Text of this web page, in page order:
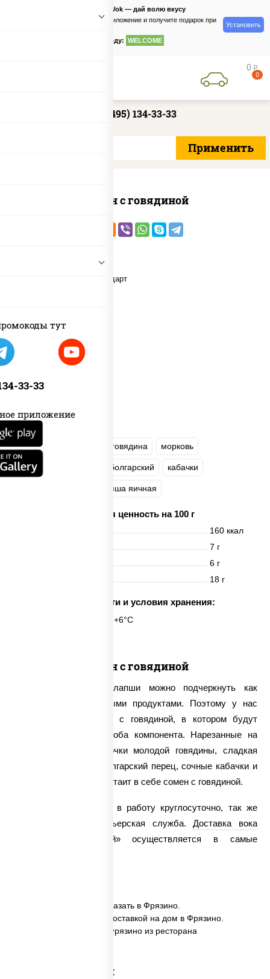
тут
33-33
приложение
PizzaSushiWok — дай волю вкусу
Скачайте приложение и получите подарок при
по промокоду: WELCOME
Установить
0 руб
0
+7 (495) 134-33-33
Сомен с говядиной
масло растительное говядина морковь
лук репчатый перец болгарский кабачки
лапша яичная
Пищевая ценность на 100 г
160 ккал
7 г
6 г
18 г
Срок годности и условия хранения:
6 часов при t° от +2°C до +6°C
Сомен с говядиной
Тонкий вкус яичной лапши можно подчеркнуть как
овощами, так и мясными продуктами. Поэтому у нас
можно заказать сомен с говядиной, в котором будут
присутствовать сразу оба компонента. Нарезанные на
длинные полоски кусочки молодой говядины, сладкая
морковь, пикантный болгарский перец, сочные кабачки и
многое другое – вот что таит в себе сомен с говядиной.
Мы принимаем заказы в работу круглосуточно, так же
работает и наша курьерская служба.Доставка вока
«Сомен с говядиной» осуществляется в самые
✅ Сомен с говядиной заказать в Фрязино.
✅ Сомен с говядиной с доставкой на дом в Фрязино.
✅ Сомен с говядиной в Фрязино из ресторана
Категории товара: